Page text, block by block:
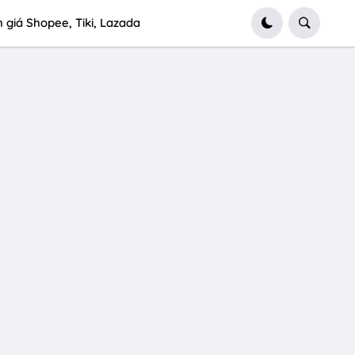
giá Shopee, Tiki, Lazada